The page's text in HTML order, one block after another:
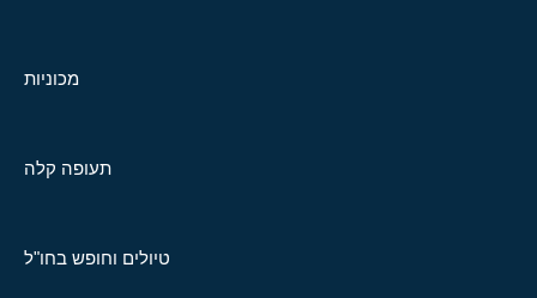
מכוניות
תעופה קלה
טיולים וחופש בחו"ל